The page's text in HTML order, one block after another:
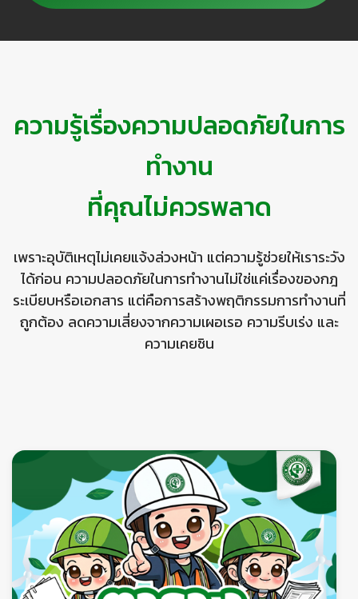
👷
ความรู้เรื่องความปลอดภัยในการ
ทำงาน
ที่คุณไม่ควรพลาด
เพราะอุบัติเหตุไม่เคยแจ้งล่วงหน้า แต่ความรู้ช่วยให้เราระวัง
ได้ก่อน ความปลอดภัยในการทำงานไม่ใช่แค่เรื่องของกฎ
ระเบียบหรือเอกสาร แต่คือการสร้างพฤติกรรมการทำงานที่
ถูกต้อง ลดความเสี่ยงจากความเผอเรอ ความรีบเร่ง และ
ความเคยชิน